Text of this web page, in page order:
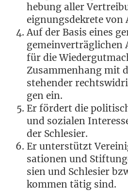
he­bung aller
eig­nungs­de­kre­te von
Auf der Basis eines
gemein­ver­träg­li­chen
für die
Zusam­men­hang mit
ste­hen­der
gen ein.
Er för­dert die
und sozia­len
der Schlesier.
Er unter­stützt
sa­tio­nen und
si­en und Schle­si­er
kom­men tätig sind.